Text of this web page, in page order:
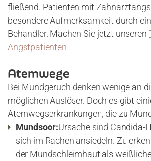
PRAXIS
fließend. Patienten mit
besondere Aufmerksamkeit durch
Behandler. Machen Sie jetzt unseren
Angstpatienten
Atemwege
Bei Mundgeruch denken wenige an
möglichen Auslöser. Doch es gibt
Atemwegserkrankungen, die zu
Mundsoor:Ursache sind Candida-
sich im Rachen ansiedeln. Zu
der Mundschleimhaut als